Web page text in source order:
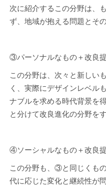
次に紹介するこの分野は、
ず、地域が抱える問題とそ
③パーソナルなもの＋改良
この分野は、次々と新しい
く、実際にデザインレベル
ナブルを求める時代背景を
と分けて改良進化の分野を
④ソーシャルなもの＋改良
この分野も、③と同じくも
代に応じた変化と継続性が